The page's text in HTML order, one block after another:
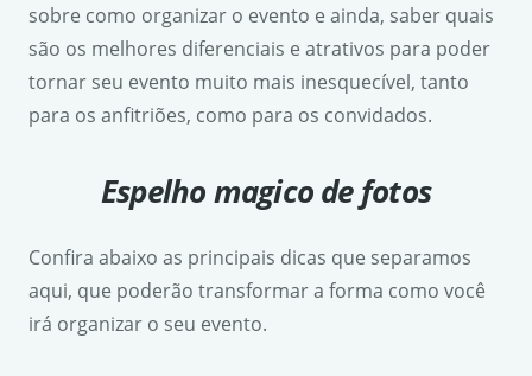
sobre como organizar o evento e ainda, saber quais
são os melhores diferenciais e atrativos para poder
tornar seu evento muito mais inesquecível, tanto
para os anfitriões, como para os convidados.
Espelho magico de fotos
Confira abaixo as principais dicas que separamos
aqui, que poderão transformar a forma como você
irá organizar o seu evento.